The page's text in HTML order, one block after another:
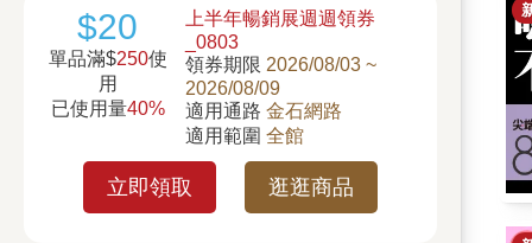
$20
單品滿$250使
用
已使用量40%
上半年暢銷展週週領券
_0803
領券期限 2026/08/03 ~
2026/08/09
適用通路金石網路
適用範圍全館
立即領取 逛逛商品